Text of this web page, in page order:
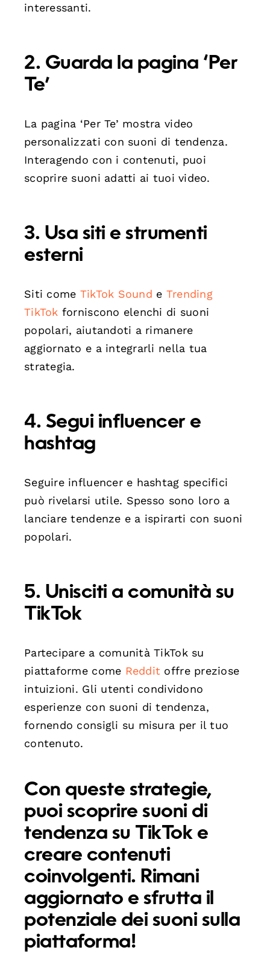
interessanti.
2. Guarda la pagina ‘Per
Te’
La pagina ‘Per Te’ mostra video
personalizzati con suoni di tendenza.
Interagendo con i contenuti, puoi
scoprire suoni adatti ai tuoi video.
3. Usa siti e strumenti
esterni
Siti come TikTok Sound e Trending
TikTok forniscono elenchi di suoni
popolari, aiutandoti a rimanere
aggiornato e a integrarli nella tua
strategia.
4. Segui influencer e
hashtag
Seguire influencer e hashtag specifici
può rivelarsi utile. Spesso sono loro a
lanciare tendenze e a ispirarti con suoni
popolari.
5. Unisciti a comunità su
TikTok
Partecipare a comunità TikTok su
piattaforme come Reddit offre preziose
intuizioni. Gli utenti condividono
esperienze con suoni di tendenza,
fornendo consigli su misura per il tuo
contenuto.
Con queste strategie,
puoi scoprire suoni di
tendenza su TikTok e
creare contenuti
coinvolgenti. Rimani
aggiornato e sfrutta il
potenziale dei suoni sulla
piattaforma!